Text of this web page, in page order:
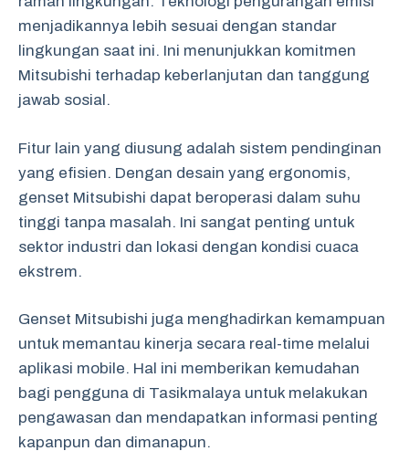
menjadikannya lebih sesuai dengan standar
lingkungan saat ini. Ini menunjukkan komitmen
Mitsubishi terhadap keberlanjutan dan tanggung
jawab sosial.
Fitur lain yang diusung adalah sistem pendinginan
yang efisien. Dengan desain yang ergonomis,
genset Mitsubishi dapat beroperasi dalam suhu
tinggi tanpa masalah. Ini sangat penting untuk
sektor industri dan lokasi dengan kondisi cuaca
ekstrem.
Genset Mitsubishi juga menghadirkan kemampuan
untuk memantau kinerja secara real-time melalui
aplikasi mobile. Hal ini memberikan kemudahan
bagi pengguna di Tasikmalaya untuk melakukan
pengawasan dan mendapatkan informasi penting
kapanpun dan dimanapun.